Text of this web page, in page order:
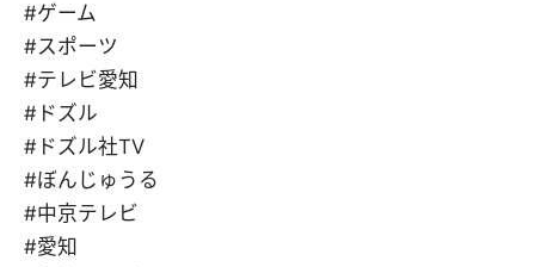
#ゲーム
#スポーツ
#テレビ愛知
#ドズル
#ドズル社TV
#ぼんじゅうる
#中京テレビ
#愛知